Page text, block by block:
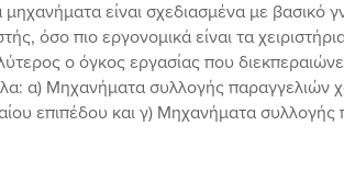
είναι σχεδιασμένα με βασικό
όσο πιο εργονομικά είναι τα
ο όγκος εργασίας που
α) Μηχανήματα συλλογής
επιπέδου και γ) Μηχανήματα